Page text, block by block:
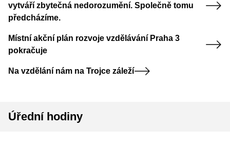
vytváří zbytečná nedorozumění. Společně tomu
předcházíme.
Místní akční plán rozvoje vzdělávání Praha 3
pokračuje
Na vzdělání nám na Trojce záleží
Úřední hodiny